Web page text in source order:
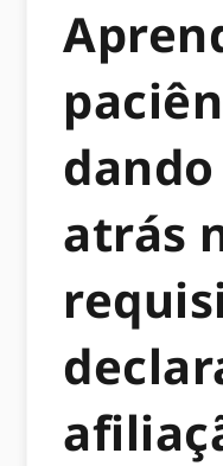
atrás